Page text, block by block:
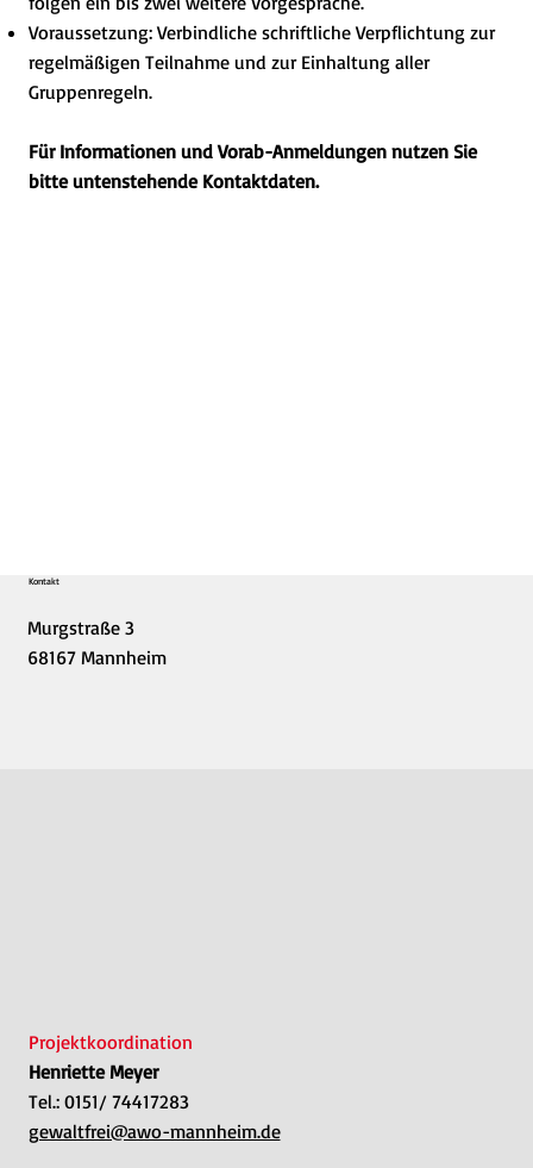
Voraussetzung: Verbindliche schriftliche Verpflichtung zur
regelmäßigen Teilnahme und zur Einhaltung aller
Gruppenregeln.
Für Informationen und Vorab-Anmeldungen nutzen Sie
bitte untenstehende Kontaktdaten.
Kontakt
Murgstraße 3
68167 Mannheim
Projektkoordination
Henriette Meyer
Tel.: 0151/ 74417283
gewaltfrei@awo-mannheim.de